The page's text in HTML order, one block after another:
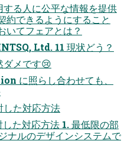
る人に公平な情報を提供
約できるようにすること
いてフェアとは？
Ltd. 11 現状どう？
メです😢
に照らし合わせても、
た対応方法
た対応方法 1. 最低限の部
ナルのデザインシステムで